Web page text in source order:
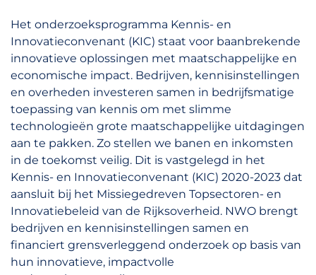
Het onderzoeksprogramma Kennis- en
Innovatieconvenant (KIC) staat voor baanbrekende
innovatieve oplossingen met maatschappelijke en
economische impact. Bedrijven, kennisinstellingen
en overheden investeren samen in bedrijfsmatige
toepassing van kennis om met slimme
technologieën grote maatschappelijke uitdagingen
aan te pakken. Zo stellen we banen en inkomsten
in de toekomst veilig. Dit is vastgelegd in het
Kennis- en Innovatieconvenant (KIC) 2020-2023 dat
aansluit bij het Missiegedreven Topsectoren- en
Innovatiebeleid van de Rijksoverheid. NWO brengt
bedrijven en kennisinstellingen samen en
financiert grensverleggend onderzoek op basis van
hun innovatieve, impactvolle